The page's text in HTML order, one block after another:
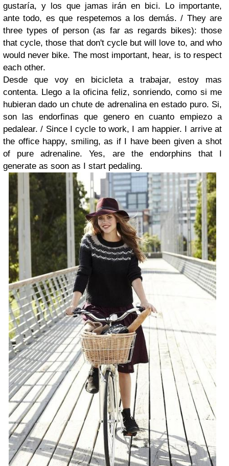
gustaría, y los que jamas irán en bici. Lo importante,
ante todo, es que respetemos a los demás. / They are
three types of person (as far as regards bikes): those
that cycle, those that don't cycle but will love to, and who
would never bike. The most important, hear, is to respect
each other.
Desde que voy en bicicleta a trabajar, estoy mas
contenta. Llego a la oficina feliz, sonriendo, como si me
hubieran dado un chute de adrenalina en estado puro. Si,
son las endorfinas que genero en cuanto empiezo a
pedalear. / Since I cycle to work, I am happier. I arrive at
the office happy, smiling, as if I have been given a shot
of pure adrenaline. Yes, are the endorphins that I
generate as soon as I start pedaling.